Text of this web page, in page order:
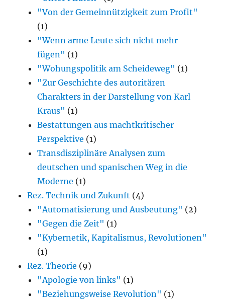
"Von der Gemeinnützigkeit zum Profit"
(1)
"Wenn arme Leute sich nicht mehr
fügen" (1)
"Wohungspolitik am Scheideweg" (1)
"Zur Geschichte des autoritären
Charakters in der Darstellung von Karl
Kraus" (1)
Bestattungen aus machtkritischer
Perspektive (1)
Transdisziplinäre Analysen zum
deutschen und spanischen Weg in die
Moderne (1)
Rez. Technik und Zukunft (4)
"Automatisierung und Ausbeutung" (2)
"Gegen die Zeit" (1)
"Kybernetik, Kapitalismus, Revolutionen"
(1)
Rez. Theorie (9)
"Apologie von links" (1)
"Beziehungsweise Revolution" (1)